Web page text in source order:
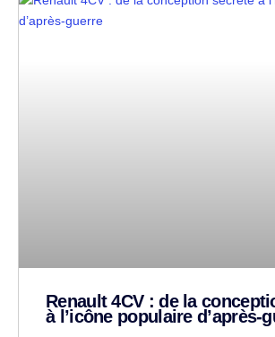
Renault 4CV : de la
à l’icône populaire d’après-